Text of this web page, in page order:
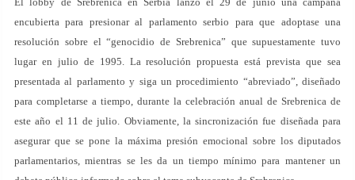
encubierta para presionar al parlamento serbio para que adoptase una
resolución sobre el “genocidio de Srebrenica” que supuestamente tuvo
lugar en julio de 1995. La resolución propuesta está prevista que sea
presentada al parlamento y siga un procedimiento “abreviado”, diseñado
para completarse a tiempo, durante la celebración anual de Srebrenica de
este año el 11 de julio. Obviamente, la sincronización fue diseñada para
asegurar que se pone la máxima presión emocional sobre los diputados
parlamentarios, mientras se les da un tiempo mínimo para mantener un